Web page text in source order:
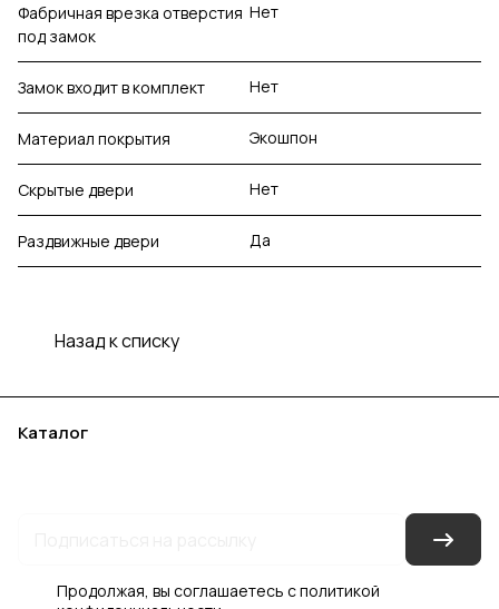
Фабричная врезка отверстия
под замок
Нет
Замок входит в комплект Нет
Материал покрытия Экошпон
Скрытые двери Нет
Раздвижные двери Да
Назад к списку
Каталог
Продолжая, вы соглашаетесь сполитикой